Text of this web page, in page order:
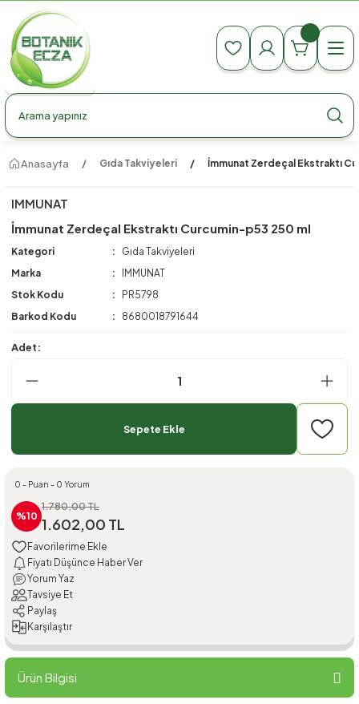
990 TL Üzeri Ücretsiz Kargo
990 TL Üzeri Ücretsiz Kargo
Anasayfa Gıda Takviyeleri İmmunat Zerdeçal Ekstraktı
IMMUNAT
İmmunat Zerdeçal Ekstraktı Curcumin-p53 250 ml
Kategori
Gıda Takviyeleri
Marka
IMMUNAT
Stok Kodu
PR5798
Barkod Kodu
8680018791644
Adet:
Sepete Ekle
0 - Puan - 0 Yorum
%10
1.780,00 TL
1.602,00 TL
Fiyatı Düşünce Haber Ver
Yorum Yaz
Tavsiye Et
Paylaş
Karşılaştır
Ürün Bilgisi